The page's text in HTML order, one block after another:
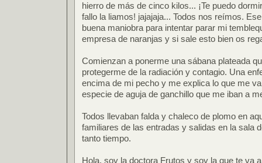
hierro de más de cinco kilos... ¡Te puedo
fallo la liamos! jajajaja... Todos nos reímos.
buena maniobra para intentar parar mi
empresa de naranjas y si sale esto bien os
Comienzan a ponerme una sábana plateada
protegerme de la radiación y contagio. Una
encima de mi pecho y me explica lo que me
especie de aguja de ganchillo que me iban a
Todos llevaban falda y chaleco de plomo en
familiares de las entradas y salidas en la sala
tanto tiempo.
Hola, soy la doctora Frutos y soy la que te va